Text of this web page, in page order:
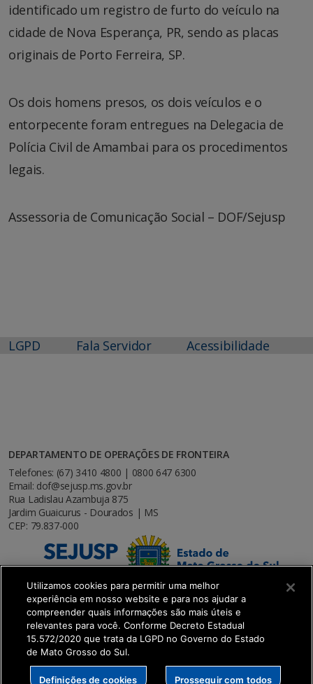
identificado um registro de furto do veículo na
cidade de Nova Esperança, PR, sendo as placas
originais de Porto Ferreira, SP.
Os dois homens presos, os dois veículos e o
entorpecente foram entregues na Delegacia de
Polícia Civil de Amambai para os procedimentos
legais.
Assessoria de Comunicação Social – DOF/Sejusp
LGPD Fala Servidor Acessibilidade
DEPARTAMENTO DE OPERAÇÕES DE FRONTEIRA
Telefones: (67) 3410 4800 | 0800 647 6300
Email: dof@sejusp.ms.gov.br
Rua Ladislau Azambuja 875
Jardim Guaicurus - Dourados | MS
CEP: 79.837-000
SETDIG | Secretaria-Executiva de Transformação
Utilizamos cookies para permitir uma melhor
experiência em nosso website e para nos ajudar a
compreender quais informações são mais úteis e
relevantes para você. Conforme Decreto Estadual
15.572/2020 que trata da LGPD no Governo do Estado
de Mato Grosso do Sul.
Definições de cookies Prosseguir com todos